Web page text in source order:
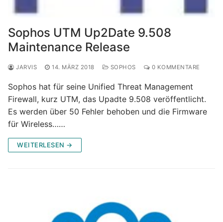
Sophos UTM Up2Date 9.508
Maintenance Release
JARVIS 14. MÄRZ 2018 SOPHOS 0 KOMMENTARE
Sophos hat für seine Unified Threat Management
Firewall, kurz UTM, das Upadte 9.508 veröffentlicht.
Es werden über 50 Fehler behoben und die Firmware
für Wireless……
WEITERLESEN →